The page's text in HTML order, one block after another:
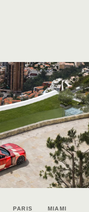
PARIS MIAMI